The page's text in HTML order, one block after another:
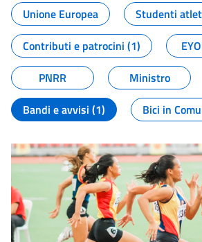
Unione Europea
Studenti
Contributi e patrocini (1)
PNRR
Ministro
Bandi e avvisi (1)
Bici in